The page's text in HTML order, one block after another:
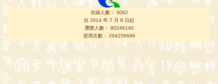
在線人數： 3062
自 2014 年 7 月 8 日起
瀏覽人數： 80246140
使用次數： 294256696